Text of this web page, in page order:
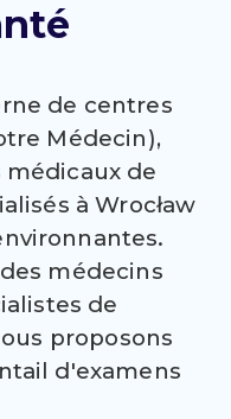
de centres
Médecin),
médicaux de
à Wrocław
médecins
de
proposons
d'examens